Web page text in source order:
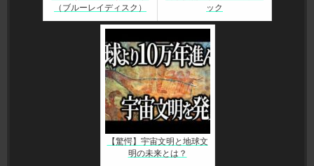
（ブルーレイディスク）
ック
【驚愕】宇宙文明と地球文
明の未来とは？